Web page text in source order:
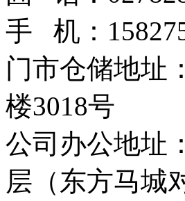
手 机：
门市仓储地址
楼3018号
公司办公地址
层（东方马城